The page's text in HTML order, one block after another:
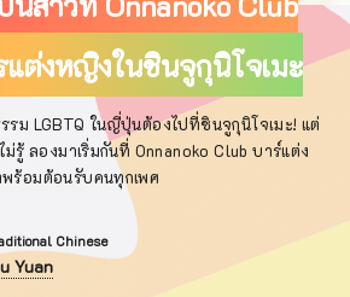
ต่งหญิงในชินจูกุนิโจเมะ
ม LGBTQ ในญี่ปุ่นต้องไปที่ชินจูกุนิโจเมะ! แต่
ม่รู้ ลองมาเริ่มกันที่ Onnanoko Club บาร์แต่ง
ร้อมต้อนรับคนทุกเพศ
Chinese
Yuan